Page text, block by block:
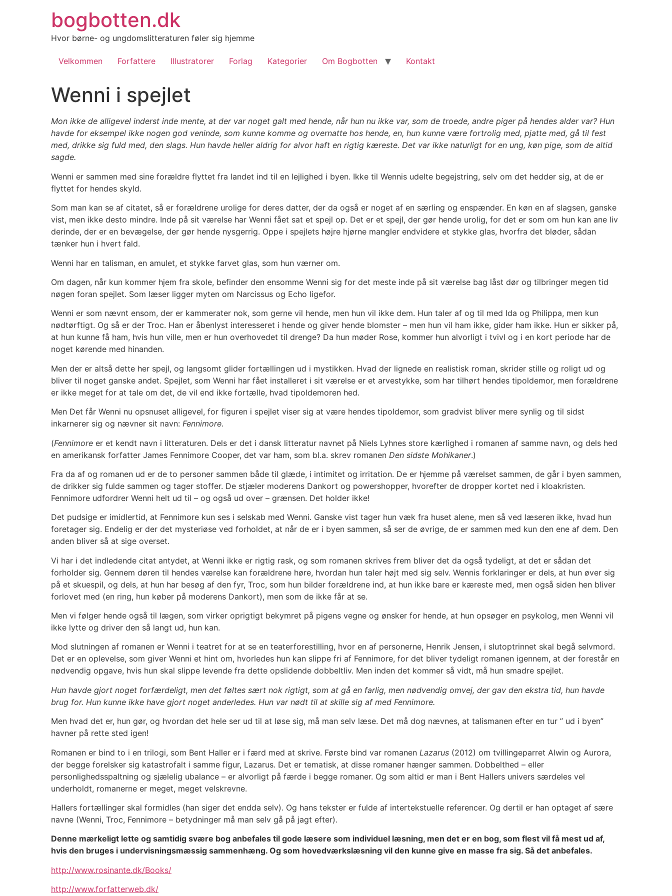
bogbotten.dk
Hvor børne- og ungdomslitteraturen føler sig hjemme
Velkommen Forfattere Illustratorer Forlag Kategorier Om Bogbotten Kontakt
Wenni i spejlet
Mon ikke de alligevel inderst inde mente, at der var noget galt med hende, når hun nu ikke var, som de troede, andre piger på hendes alder var? Hun
havde for eksempel ikke nogen god veninde, som kunne komme og overnatte hos hende, en, hun kunne være fortrolig med, pjatte med, gå til fest
med, drikke sig fuld med, den slags. Hun havde heller aldrig for alvor haft en rigtig kæreste. Det var ikke naturligt for en ung, køn pige, som de altid
sagde.
Wenni er sammen med sine forældre flyttet fra landet ind til en lejlighed i byen. Ikke til Wennis udelte begejstring, selv om det hedder sig, at de er
flyttet for hendes skyld.
Som man kan se af citatet, så er forældrene urolige for deres datter, der da også er noget af en særling og enspænder. En køn en af slagsen, ganske
vist, men ikke desto mindre. Inde på sit værelse har Wenni fået sat et spejl op. Det er et spejl, der gør hende urolig, for det er som om hun kan ane liv
derinde, der er en bevægelse, der gør hende nysgerrig. Oppe i spejlets højre hjørne mangler endvidere et stykke glas, hvorfra det bløder, sådan
tænker hun i hvert fald.
Wenni har en talisman, en amulet, et stykke farvet glas, som hun værner om.
Om dagen, når kun kommer hjem fra skole, befinder den ensomme Wenni sig for det meste inde på sit værelse bag låst dør og tilbringer megen tid
nøgen foran spejlet. Som læser ligger myten om Narcissus og Echo ligefor.
Wenni er som nævnt ensom, der er kammerater nok, som gerne vil hende, men hun vil ikke dem. Hun taler af og til med Ida og Philippa, men kun
nødtørftigt. Og så er der Troc. Han er åbenlyst interesseret i hende og giver hende blomster – men hun vil ham ikke, gider ham ikke. Hun er sikker på,
at hun kunne få ham, hvis hun ville, men er hun overhovedet til drenge? Da hun møder Rose, kommer hun alvorligt i tvivl og i en kort periode har de
noget kørende med hinanden.
Men der er altså dette her spejl, og langsomt glider fortællingen ud i mystikken. Hvad der lignede en realistisk roman, skrider stille og roligt ud og
bliver til noget ganske andet. Spejlet, som Wenni har fået installeret i sit værelse er et arvestykke, som har tilhørt hendes tipoldemor, men forældrene
er ikke meget for at tale om det, de vil end ikke fortælle, hvad tipoldemoren hed.
Men Det får Wenni nu opsnuset alligevel, for figuren i spejlet viser sig at være hendes tipoldemor, som gradvist bliver mere synlig og til sidst
inkarnerer sig og nævner sit navn: Fennimore.
(Fennimore er et kendt navn i litteraturen. Dels er det i dansk litteratur navnet på Niels Lyhnes store kærlighed i romanen af samme navn, og dels hed
en amerikansk forfatter James Fennimore Cooper, det var ham, som bl.a. skrev romanen Den sidste Mohikaner.)
Fra da af og romanen ud er de to personer sammen både til glæde, i intimitet og irritation. De er hjemme på værelset sammen, de går i byen sammen,
de drikker sig fulde sammen og tager stoffer. De stjæler moderens Dankort og powershopper, hvorefter de dropper kortet ned i kloakristen.
Fennimore udfordrer Wenni helt ud til – og også ud over – grænsen. Det holder ikke!
Det pudsige er imidlertid, at Fennimore kun ses i selskab med Wenni. Ganske vist tager hun væk fra huset alene, men så ved læseren ikke, hvad hun
foretager sig. Endelig er der det mysteriøse ved forholdet, at når de er i byen sammen, så ser de øvrige, de er sammen med kun den ene af dem. Den
anden bliver så at sige overset.
Vi har i det indledende citat antydet, at Wenni ikke er rigtig rask, og som romanen skrives frem bliver det da også tydeligt, at det er sådan det
forholder sig. Gennem døren til hendes værelse kan forældrene høre, hvordan hun taler højt med sig selv. Wennis forklaringer er dels, at hun øver sig
på et skuespil, og dels, at hun har besøg af den fyr, Troc, som hun bilder forældrene ind, at hun ikke bare er kæreste med, men også siden hen bliver
forlovet med (en ring, hun køber på moderens Dankort), men som de ikke får at se.
Men vi følger hende også til lægen, som virker oprigtigt bekymret på pigens vegne og ønsker for hende, at hun opsøger en psykolog, men Wenni vil
ikke lytte og driver den så langt ud, hun kan.
Mod slutningen af romanen er Wenni i teatret for at se en teaterforestilling, hvor en af personerne, Henrik Jensen, i slutoptrinnet skal begå selvmord.
Det er en oplevelse, som giver Wenni et hint om, hvorledes hun kan slippe fri af Fennimore, for det bliver tydeligt romanen igennem, at der forestår en
nødvendig opgave, hvis hun skal slippe levende fra dette opslidende dobbeltliv. Men inden det kommer så vidt, må hun smadre spejlet.
Hun havde gjort noget forfærdeligt, men det føltes sært nok rigtigt, som at gå en farlig, men nødvendig omvej, der gav den ekstra tid, hun havde
brug for. Hun kunne ikke have gjort noget anderledes. Hun var nødt til at skille sig af med Fennimore.
Men hvad det er, hun gør, og hvordan det hele ser ud til at løse sig, må man selv læse. Det må dog nævnes, at talismanen efter en tur ” ud i byen”
havner på rette sted igen!
Romanen er bind to i en trilogi, som Bent Haller er i færd med at skrive. Første bind var romanen Lazarus (2012) om tvillingeparret Alwin og Aurora,
der begge forelsker sig katastrofalt i samme figur, Lazarus. Det er tematisk, at disse romaner hænger sammen. Dobbelthed – eller
personlighedsspaltning og sjælelig ubalance – er alvorligt på færde i begge romaner. Og som altid er man i Bent Hallers univers særdeles vel
underholdt, romanerne er meget, meget velskrevne.
Hallers fortællinger skal formidles (han siger det endda selv). Og hans tekster er fulde af intertekstuelle referencer. Og dertil er han optaget af sære
navne (Wenni, Troc, Fennimore – betydninger må man selv gå på jagt efter).
Denne mærkeligt lette og samtidig svære bog anbefales til gode læsere som individuel læsning, men det er en bog, som flest vil få mest ud af,
hvis den bruges i undervisningsmæssig sammenhæng. Og som hovedværkslæsning vil den kunne give en masse fra sig. Så det anbefales.
http://www.rosinante.dk/Books/
http://www.forfatterweb.dk/